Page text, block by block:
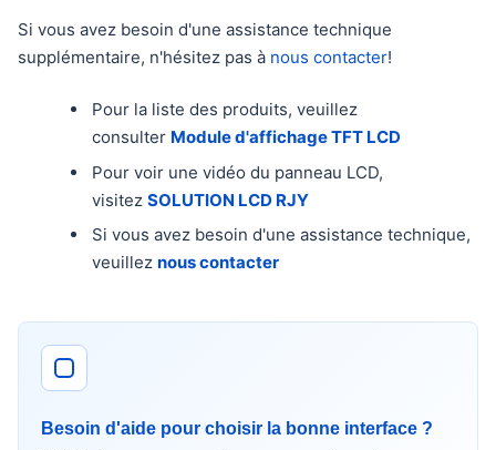
Si vous avez besoin d'une assistance technique
supplémentaire, n'hésitez pas à nous contacter!
Pour la liste des produits, veuillez
consulter Module d'affichage TFT LCD
Pour voir une vidéo du panneau LCD,
visitezSOLUTION LCD RJY
Si vous avez besoin d'une assistance technique,
veuilleznous contacter
Besoin d'aide pour choisir la bonne interface ?